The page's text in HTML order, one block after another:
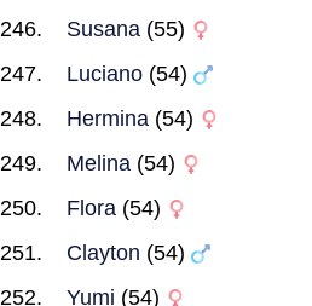
Susana (55)
Luciano (54)
Hermina (54)
Melina (54)
Flora (54)
Clayton (54)
Yumi (54)